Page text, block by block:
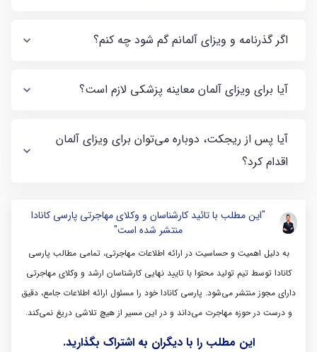
اگر گذرنامه‌ و ویزای آلمانم گم شود چه کنم؟
آیا برای ویزای آلمان معاینه پزشکی لازم است؟
آیا پس از ریجکت، دوباره می‌توان برای ویزای آلمان
اقدام کرد؟
"این مطلب با تائید کارشناسان و وکلای مهاجرتی پارسی کانادا
منتشر شده است"
به دلیل اهمیت و حساسیت در ارائه اطلاعات مهاجرتی، تمامی مطالب پارسی
کانادا توسط تیم تولید محتوا با تایید نهایی کارشناسان ارشد و وکلای مهاجرتی
دارای مجوز منتشر می‌شود. پارسی کانادا خود را مسئول ارائه اطلاعات جامع، دقیق
و درست در حوزه مهاجرت می‌داند و در این مسیر از هیچ تلاشی دریغ نمی‌کند.
این مطلب را با دیگران به اشتراک بگذارید.